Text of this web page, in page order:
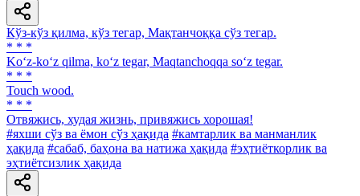
Кўз-кўз қилма, кўз тегар, Мақтанчоққа сўз тегар.
* * *
Ko‘z-ko‘z qilma, ko‘z tegar, Maqtanchoqqa so‘z tegar.
* * *
Touch wood.
* * *
Отвяжись, худая жизнь, привяжись хорошая!
#яхши сўз ва ёмон сўз ҳақида #камтарлик ва манманлик
ҳақида #сабаб, баҳона ва натижа ҳақида #эҳтиёткорлик ва
эҳтиётсизлик ҳақида